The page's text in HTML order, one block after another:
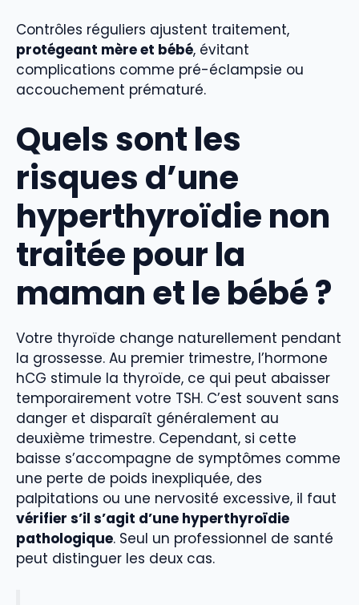
Contrôles réguliers ajustent traitement,
protégeant mère et bébé, évitant
complications comme pré-éclampsie ou
accouchement prématuré.
Quels sont les
risques d’une
hyperthyroïdie non
traitée pour la
maman et le bébé ?
Votre thyroïde change naturellement pendant
la grossesse. Au premier trimestre, l’hormone
hCG stimule la thyroïde, ce qui peut abaisser
temporairement votre TSH. C’est souvent sans
danger et disparaît généralement au
deuxième trimestre. Cependant, si cette
baisse s’accompagne de symptômes comme
une perte de poids inexpliquée, des
palpitations ou une nervosité excessive, il faut
vérifier s’il s’agit d’une hyperthyroïdie
pathologique. Seul un professionnel de santé
peut distinguer les deux cas.